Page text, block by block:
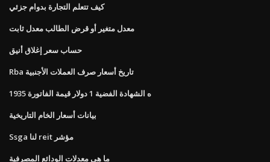
كيف تتعلم التجارة بدوام جزئي
معدل متغير أو قرض الطالب معدل ثابت
حساب سعر إغلاق أنيق
Rba تاريخ أسعار صرف العملات الأجنبية
1935 ه الشهادة الفضية 1 دولار قيمة الفاتورة
بيانات أسعار الخام التاريخية
Ssga لنا reit مؤشر
ما هي معدلات الودائع المصرفية